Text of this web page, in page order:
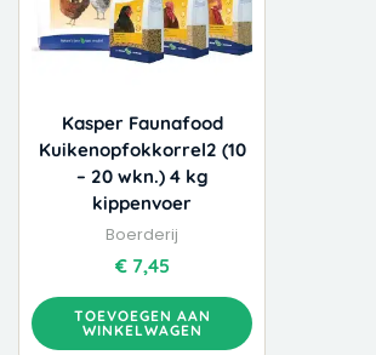
Kasper Faunafood
Kuikenopfokkorrel2 (10
– 20 wkn.) 4 kg
kippenvoer
Boerderij
€7,45
TOEVOEGEN AAN
WINKELWAGEN